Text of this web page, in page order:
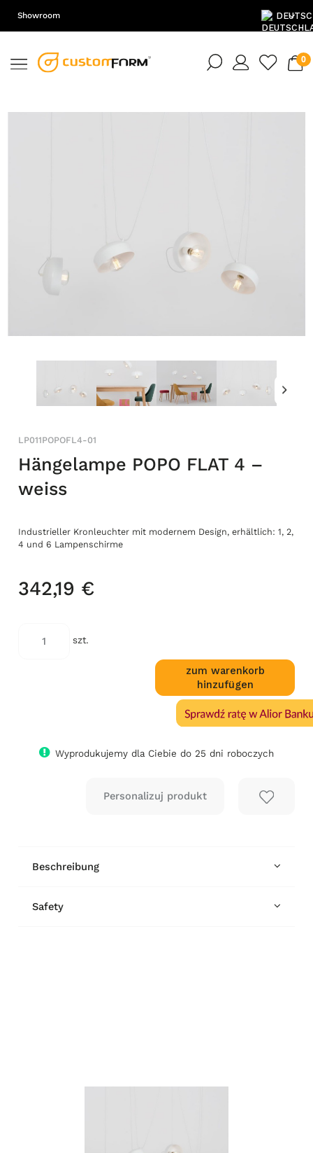
Showroom
LP011POPOFL4-01
Hängelampe POPO FLAT 4 –
weiss
Industrieller Kronleuchter mit modernem Design, erhältlich: 1, 2,
4 und 6 Lampenschirme
342,19 €
szt.
zum warenkorb
hinzufügen
Wyprodukujemy dla Ciebie do 25 dni roboczych
Beschreibung
Safety